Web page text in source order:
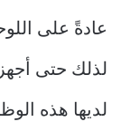
عادةً على
لذلك حتى
لديها هذه